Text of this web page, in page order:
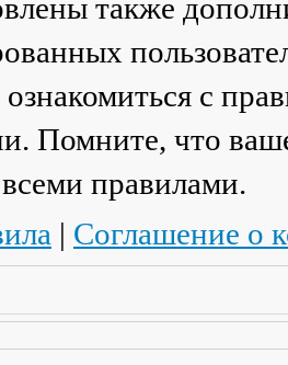
также
ознакомиться с
Помните, что
всеми правилами.
| Соглашение о